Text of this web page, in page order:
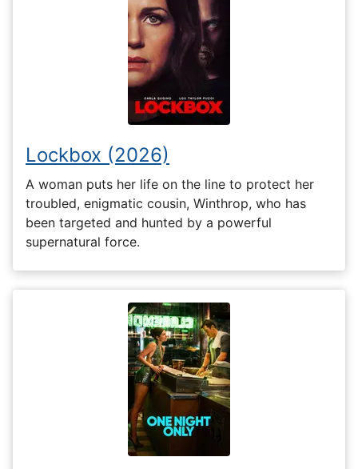
Lockbox (2026)
A woman puts her life on the line to protect her
troubled, enigmatic cousin, Winthrop, who has
been targeted and hunted by a powerful
supernatural force.